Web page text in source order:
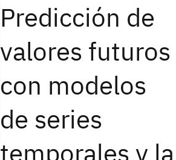
Predicción de
valores futuros
con modelos
de series
temporales y la